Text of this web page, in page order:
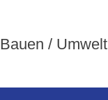
Bauen / Umwelt